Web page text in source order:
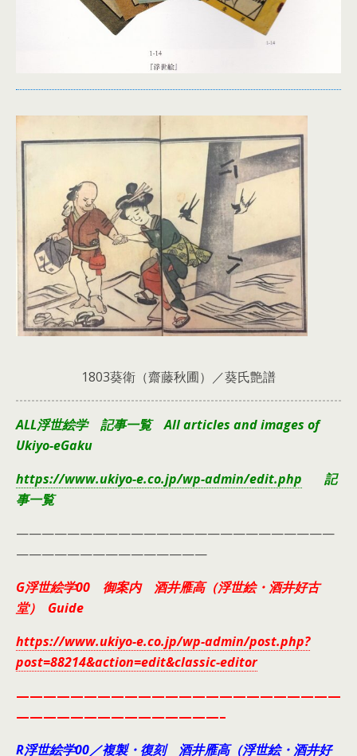
1803葵衛（齋藤秋圃）／葵氏艶譜
ALL浮世絵学 記事一覧 All articles and images of
Ukiyo-eGaku
https://www.ukiyo-e.co.jp/wp-admin/edit.php 記
事一覧
—————————————————————————
———————————————
G浮世絵学00 御案内 酒井雁高（浮世絵・酒井好古
堂） Guide
https://www.ukiyo-e.co.jp/wp-admin/post.php?
post=88214&action=edit&classic-editor
————————————————————————
———————————————–
R浮世絵学00／複製・復刻 酒井雁高（浮世絵・酒井好